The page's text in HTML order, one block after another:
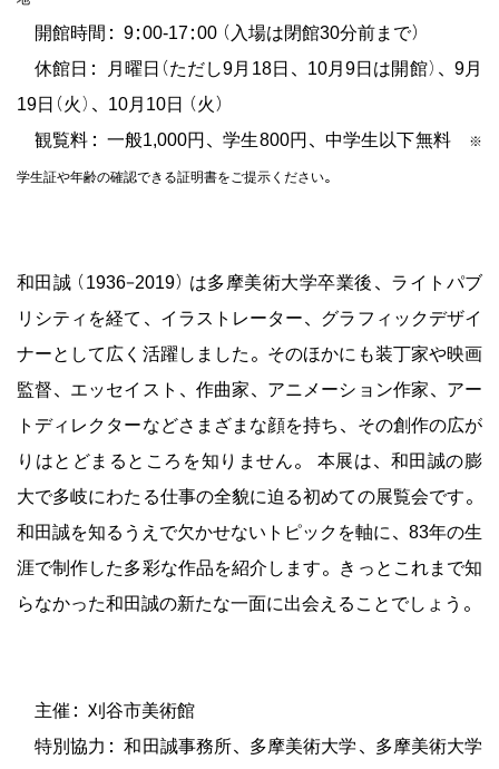
開館時間：9:00-17:00（入場は閉館30分前まで）
休館日：月曜日(ただし9月18日、10月9日は開館)、9月
19日(火)、10月10日（火）
観覧料：一般1,000円、学生800円、中学生以下無料
和田誠（1936–2019）は多摩美術大学卒業後、ライトパブ
リシティを経て、イラストレーター、グラフィックデザイ
ナーとして広く活躍しました。そのほかにも装丁家や映画
監督、エッセイスト、作曲家、アニメーション作家、アー
トディレクターなどさまざまな顔を持ち、その創作の広が
りはとどまるところを知りません。 本展は、和田誠の膨
大で多岐にわたる仕事の全貌に迫る初めての展覧会です。
和田誠を知るうえで欠かせないトピックを軸に、83年の生
涯で制作した多彩な作品を紹介します。きっとこれまで知
らなかった和田誠の新たな一面に出会えることでしょう。
主催：刈谷市美術館
特別協力：和田誠事務所、多摩美術大学、多摩美術大学